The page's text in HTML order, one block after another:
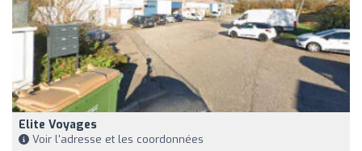
Elite Voyages
Voir l'adresse et les coordonnées